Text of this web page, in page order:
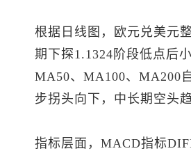
根据日线图， 欧元兑美元
期下探1.1324阶段低点后
MA50、MA100、MA200
步拐头向下，中长期空头
指标层面，MACD指标